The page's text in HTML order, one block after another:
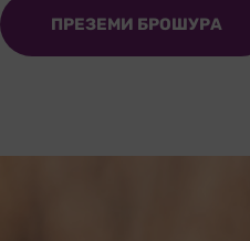
ПРЕЗЕМИ БРОШУРА